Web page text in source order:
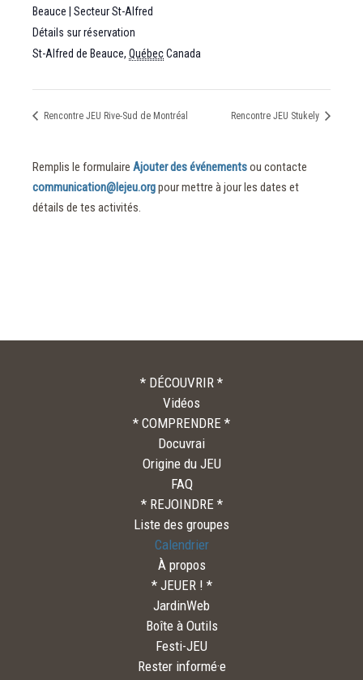
Beauce | Secteur St-Alfred
Détails sur réservation
St-Alfred de Beauce, QuébecCanada
Rencontre JEU Rive-Sud de Montréal Rencontre JEU Stukely
Remplis le formulaire Ajouter des événementsou contacte
communication@lejeu.orgpour mettre à jour les dates et
détails de tes activités.
* DÉCOUVRIR *
Vidéos
* COMPRENDRE *
Docuvrai
Origine du JEU
FAQ
* REJOINDRE *
Liste des groupes
Calendrier
À propos
* JEUER ! *
JardinWeb
Boîte à Outils
Festi-JEU
Rester informé·e